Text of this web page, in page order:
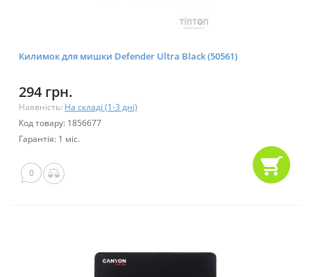
Килимок для мишки Defender Ultra Black (50561)
294 грн.
Наявність: На складі (1-3 дні)
Код товару: 1856677
Гарантія: 1 міс.
0